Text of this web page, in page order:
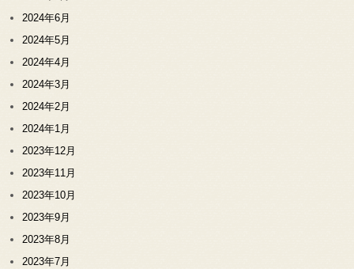
2024年6月
2024年5月
2024年4月
2024年3月
2024年2月
2024年1月
2023年12月
2023年11月
2023年10月
2023年9月
2023年8月
2023年7月